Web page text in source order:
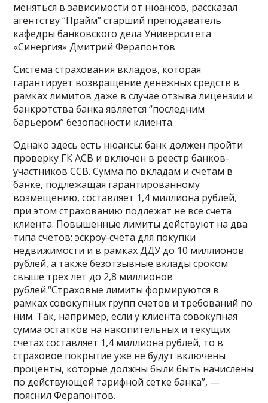
меняться в зависимости от нюансов, рассказал
агентству “Прайм” старший преподаватель
кафедры банковского дела Университета
«Синергия» Дмитрий Ферапонтов
Система страхования вкладов, которая
гарантирует возвращение денежных средств в
рамках лимитов даже в случае отзыва лицензии и
банкротства банка является “последним
барьером” безопасности клиента.
Однако здесь есть нюансы: банк должен пройти
проверку ГК АСВ и включен в реестр банков-
участников ССВ. Сумма по вкладам и счетам в
банке, подлежащая гарантированному
возмещению, составляет 1,4 миллиона рублей,
при этом страхованию подлежат не все счета
клиента. Повышенные лимиты действуют на два
типа счетов: эскроу-счета для покупки
недвижимости и в рамках ДДУ до 10 миллионов
рублей, а также безотзывные вклады сроком
свыше трех лет до 2,8 миллионов
рублей.“Страховые лимиты формируются в
рамках совокупных групп счетов и требований по
ним. Так, например, если у клиента совокупная
сумма остатков на накопительных и текущих
счетах составляет 1,4 миллиона рублей, то в
страховое покрытие уже не будут включены
проценты, которые должны были быть начислены
по действующей тарифной сетке банка”, —
пояснил Ферапонтов.